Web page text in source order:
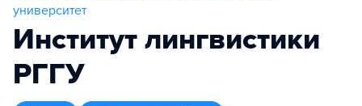
университет
Институт лингвистики
РГГУ